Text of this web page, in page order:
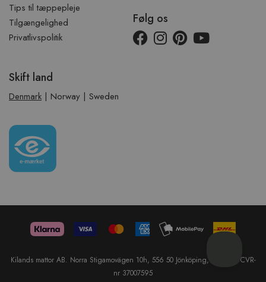
Tips til tæppepleje
Tilgængelighed
Privatlivspolitik
Følg os
Skift land
Denmark | Norway | Sweden
Kilands mattor AB. Norra Stigamovägen 10h, 556 50 Jönköping, Sweden. CVR-
nr 37007595